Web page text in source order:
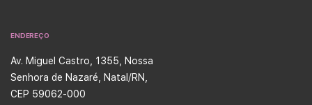
ENDEREÇO
Av. Miguel Castro, 1355, Nossa
Senhora de Nazaré, Natal/RN,
CEP 59062-000